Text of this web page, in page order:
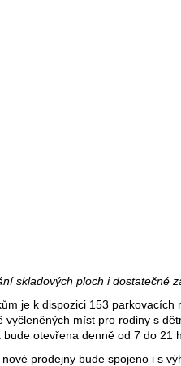
skladových ploch i dostatečné
je k dispozici 153
vyčleněných míst pro rodiny s
bude otevřena denně od 7 do 21
prodejny bude spojeno i s